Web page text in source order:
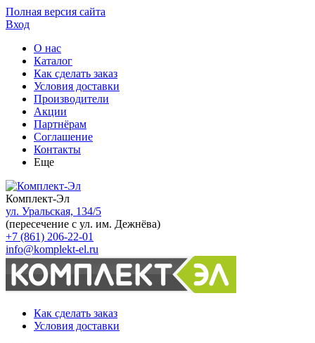
Полная версия сайта
Вход
О нас
Каталог
Как сделать заказ
Условия доставки
Производители
Акции
Партнёрам
Соглашение
Контакты
Еще
Комплект-Эл
ул. Уральская, 134/5
(пересечение с ул. им. Дежнёва)
+7 (861) 206-22-01
info@komplekt-el.ru
Как сделать заказ
Условия доставки